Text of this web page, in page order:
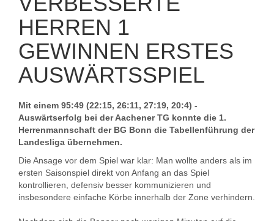
HERREN 1
GEWINNEN ERSTES
AUSWÄRTSSPIEL
Mit einem 95:49 (22:15, 26:11, 27:19, 20:4) -
Auswärtserfolg bei der Aachener TG konnte die 1.
Herrenmannschaft der BG Bonn die Tabellenführung der
Landesliga übernehmen.
Die Ansage vor dem Spiel war klar: Man wollte anders als im
ersten Saisonspiel direkt von Anfang an das Spiel
kontrollieren, defensiv besser kommunizieren und
insbesondere einfache Körbe innerhalb der Zone verhindern.